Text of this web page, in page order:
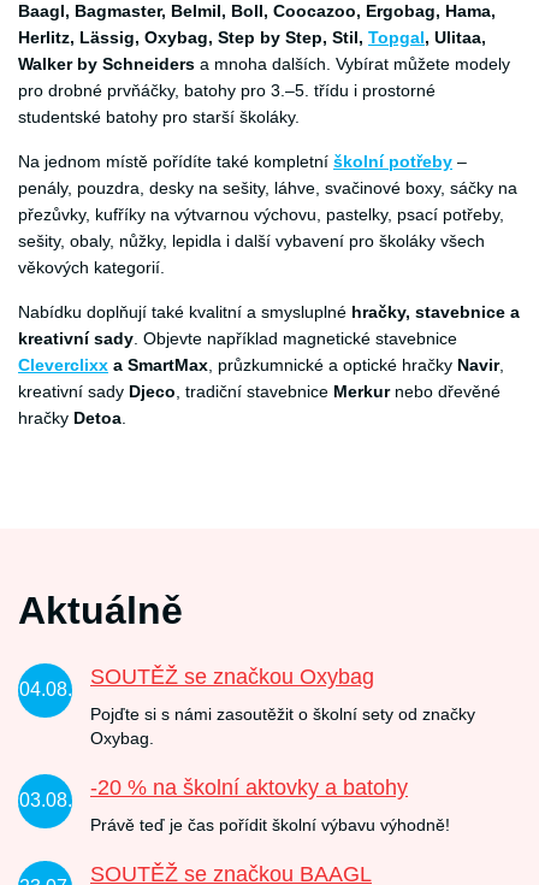
Baagl, Bagmaster, Belmil, Boll, Coocazoo, Ergobag, Hama,
Herlitz, Lässig, Oxybag, Step by Step, Stil, Topgal, Ulitaa,
Walker by Schneiders a mnoha dalších. Vybírat můžete modely
pro drobné prvňáčky, batohy pro 3.–5. třídu i prostorné
studentské batohy pro starší školáky.
Na jednom místě pořídíte také kompletní školní potřeby –
penály, pouzdra, desky na sešity, láhve, svačinové boxy, sáčky na
přezůvky, kufříky na výtvarnou výchovu, pastelky, psací potřeby,
sešity, obaly, nůžky, lepidla i další vybavení pro školáky všech
věkových kategorií.
Nabídku doplňují také kvalitní a smysluplné hračky, stavebnice a
kreativní sady. Objevte například magnetické stavebnice
Cleverclixx a SmartMax, průzkumnické a optické hračky Navir,
kreativní sady Djeco, tradiční stavebnice Merkurnebo dřevěné
hračky Detoa.
Aktuálně
04.08.
SOUTĚŽ se značkou Oxybag
Pojďte si s námi zasoutěžit o školní sety od značky
Oxybag.
03.08.
-20 % na školní aktovky a batohy
Právě teď je čas pořídit školní výbavu výhodně!
SOUTĚŽ se značkou BAAGL